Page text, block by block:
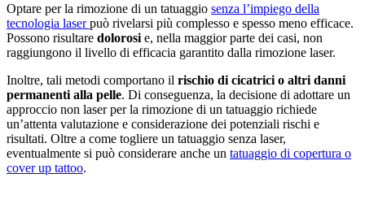
Optare per la rimozione di un tatuaggio senza l’impiego della
tecnologia laserpuò rivelarsi più complesso e spesso meno efficace.
Possono risultare dolorosi e, nella maggior parte dei casi, non
raggiungono il livello di efficacia garantito dalla rimozione laser.
Inoltre, tali metodi comportano il rischio di cicatrici o altri danni
permanenti alla pelle. Di conseguenza, la decisione di adottare un
approccio non laser per la rimozione di un tatuaggio richiede
un’attenta valutazione e considerazione dei potenziali rischi e
risultati. Oltre a come togliere un tatuaggio senza laser,
eventualmente si può considerare anche un tatuaggio di copertura o
cover up tattoo.